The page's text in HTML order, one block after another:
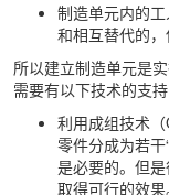
制造单元内的
和相互替代的，
所以建立制造单元是
需要有以下技术的支持
利用成组技术
零件分成为若
是必要的。但
取得可行的效果